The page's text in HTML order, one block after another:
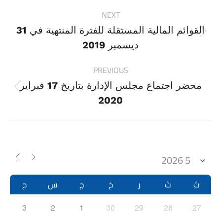
navigation
PREVIOUS
Previous
project:
محضر اجتماع مجلس الإدارة بتاريخ 17 فبراير
2020
NEXT
Next
project:
القوائم المالية المستقلة للفترة المنتهية في 31
ديسمبر 2019
ث ث ر خ ج س ح
27
28
29
30
1
2
3